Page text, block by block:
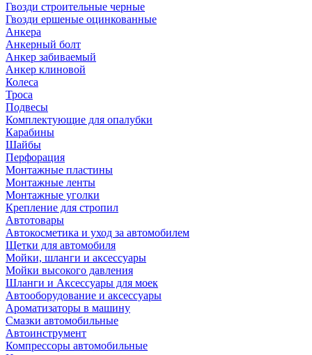
Гвозди строительные черные
Гвозди ершеные оцинкованные
Анкера
Анкерный болт
Анкер забиваемый
Анкер клиновой
Колеса
Троса
Подвесы
Комплектующие для опалубки
Карабины
Шайбы
Перфорация
Монтажные пластины
Монтажные ленты
Монтажные уголки
Крепление для стропил
Автотовары
Автокосметика и уход за автомобилем
Щетки для автомобиля
Мойки, шланги и аксессуары
Мойки высокого давления
Шланги и Аксессуары для моек
Автооборудование и аксессуары
Ароматизаторы в машину
Смазки автомобильные
Автоинструмент
Компрессоры автомобильные